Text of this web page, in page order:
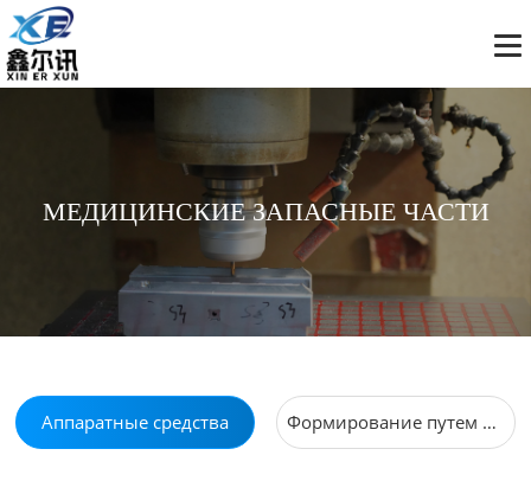
МЕДИЦИНСКИЕ ЗАПАСНЫЕ ЧАСТИ
Аппаратные средства Формирование путем инъекций